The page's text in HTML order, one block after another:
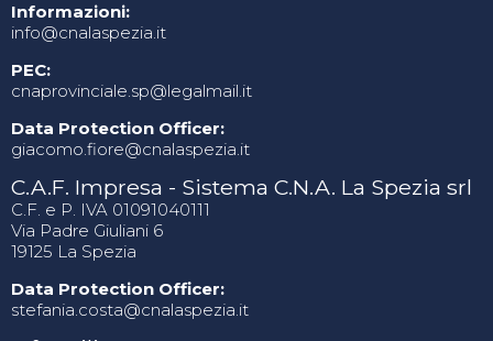
Informazioni:
info@cnalaspezia.it
PEC:
cnaprovinciale.sp@legalmail.it
Data Protection Officer:
giacomo.fiore@cnalaspezia.it
C.A.F. Impresa - Sistema C.N.A. La Spezia srl
C.F. e P. IVA 01091040111
Via Padre Giuliani 6
19125 La Spezia
Data Protection Officer:
stefania.costa@cnalaspezia.it